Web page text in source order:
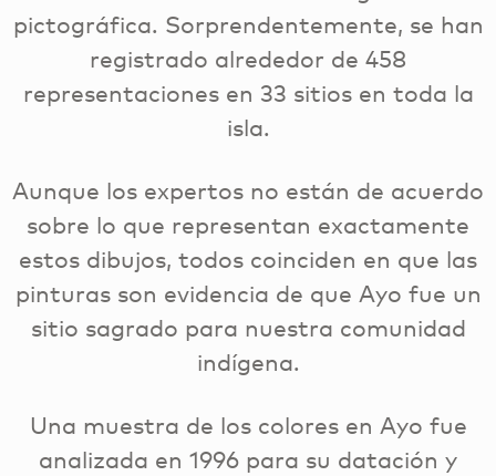
pictográfica. Sorprendentemente, se han
registrado alrededor de 458
representaciones en 33 sitios en toda la
isla.
Aunque los expertos no están de acuerdo
sobre lo que representan exactamente
estos dibujos, todos coinciden en que las
pinturas son evidencia de que Ayo fue un
sitio sagrado para nuestra comunidad
indígena.
Una muestra de los colores en Ayo fue
analizada en 1996 para su datación y